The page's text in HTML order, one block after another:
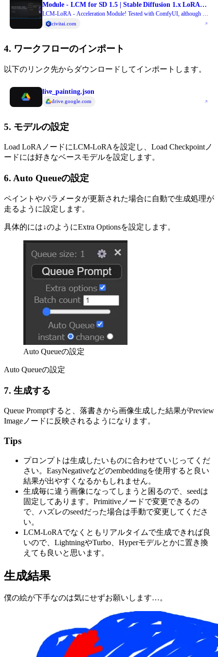
Module - LCM for SD 1.5 | Stable Diffusion 1.x LoRA |
Civitai
LCM-LoRA - Acceleration Module! Tested with ComfyUI, although I
hear it's working with Auto1111 now! Step 1) Download LoRA Step
civitai.com
4. ワークフローのインポート
以下のリンク先からダウンロードしてインポートします。
live_painting.json
drive.google.com
5. モデルの設定
Load LoRAノードにLCM-LoRAを設定し、Load Checkpointノ
ードには好きなベースモデルを設定します。
6. Auto Queueの設定
ペイントやパラメータが更新された場合に自動で生成処理が
走るように設定します。
具体的には↓のようにExtra Optionsを設定します。
Auto Queueの設定
Auto Queueの設定
7. 生成する
Queue Promptすると、落書きから画像生成した結果がPreview
Imageノードに反映されるようになります。
Tips
プロンプトは生成したいものに合わせていじってくだ
さい。EasyNegativeなどのembeddingを使用すると良い
結果が出やすくなるかもしれません。
生成毎に違う画像になってしまうと困るので、seedは
固定してあります。Primitiveノードで変更できるの
で、ハズレのseedだった場合は手動で変更してくださ
い。
LCM-LoRAでなくともリアルタイムで生成できれば良
いので、LightningやTurbo、Hyperモデルとかに置き換
えても良いと思います。
生成結果
僕の絵が下手なのは気にせずお願いします…。